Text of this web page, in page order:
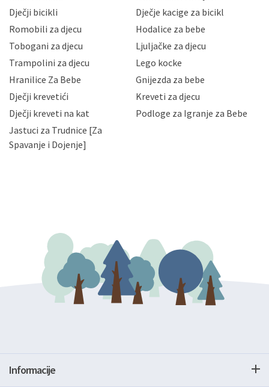
neovlaštenog pristupa, zlouporabe, otkrivanja,
gubitka ili uništenja. Mae.hr štiti privatnost svojih
korisnika i posjetitelja web stranica, čuva povjerljivost
Vaših osobnih podataka te omogućava pristup i
priopćavanje osobnih podataka samo onim svojim
zaposlenicima kojima su isti potrebni radi provedbe
slučajevima koji su dozvoljeni zakonima. Napominjemo
da možete u svako doba, u potpunosti ili djelomice,
zatražiti prestanak aktivnosti obrade Vaših osobnih
podataka. Opoziv privole možete podnijeti poštom na
gore navedenu adresu ili e-mailom na adresu:
Dječji bicikli
Dječje kacige za bicikl
Romobili za djecu
Hodalice za bebe
Tobogani za djecu
Ljuljačke za djecu
Trampolini za djecu
Lego kocke
Hranilice Za Bebe
Gnijezda za bebe
Dječji krevetići
Kreveti za djecu
Dječji kreveti na kat
Podloge za Igranje za Bebe
Jastuci za Trudnice [Za
Spavanje i Dojenje]
Informacije